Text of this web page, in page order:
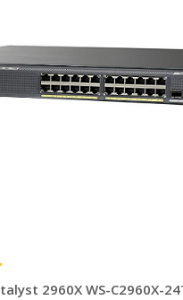
2960X WS-C2960X-